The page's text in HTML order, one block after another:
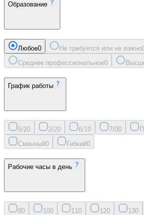
Образование
Любое0 Не требуется или не важно
Среднее профессиональное0
График работы
5/20 2/20 6/10 7/00
Сменный0 Гибкий0
Рабочие часы в день
80 100 11 0 120 130